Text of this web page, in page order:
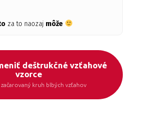
za to naozaj môže
deštrukčné vzťahové
vzorce
kruh blbých vzťahov